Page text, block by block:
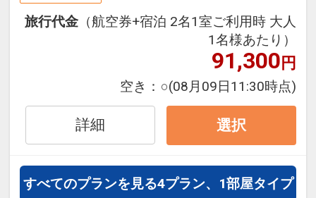
旅行代金 （航空券+宿泊 2名1室ご利用時 大人
1名様あたり）
91,300円
空き： ○(08月09日11:30時点)
詳細 選択
すべてのプランを見る4プラン、1部屋タイプ